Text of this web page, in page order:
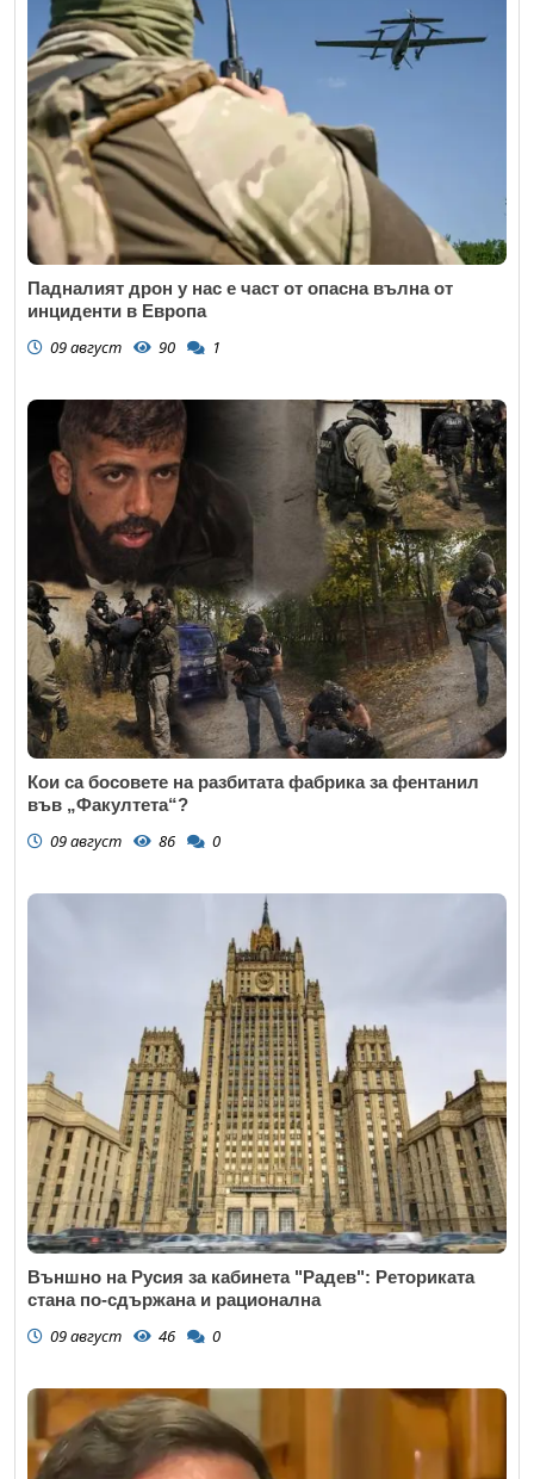
Падналият дрон у нас е част от опасна вълна от
инциденти в Европа
09 август 90 1
Кои са босовете на разбитата фабрика за фентанил
във „Факултета“?
09 август 86 0
Външно на Русия за кабинета "Радев": Реториката
стана по-сдържана и рационална
09 август 46 0